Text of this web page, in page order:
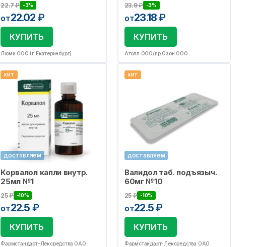
22.7₽ -3%
от22.02 ₽
КУПИТЬ
Люми ООО (г.Екатеринбург)
23.9₽ -3%
от23.18₽
КУПИТЬ
Атолл ООО/пр.Озон ООО
хит
доставляем
Корвалол капли внутр.
25мл №1
25₽ -10%
от22.5 ₽
КУПИТЬ
Фармстандарт-Лексредства ОАО
хит
доставляем
Валидол таб. подъязыч.
60мг №10
25₽ -10%
от22.5₽
КУПИТЬ
Фармстандарт-Лексредства ОАО